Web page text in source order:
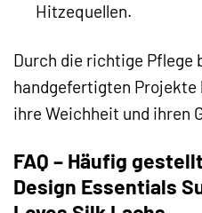
Hitzequellen.
Durch die richtige Pflege
handgefertigten Projekte
ihre Weichheit und ihren
FAQ – Häufig
Design Essentials